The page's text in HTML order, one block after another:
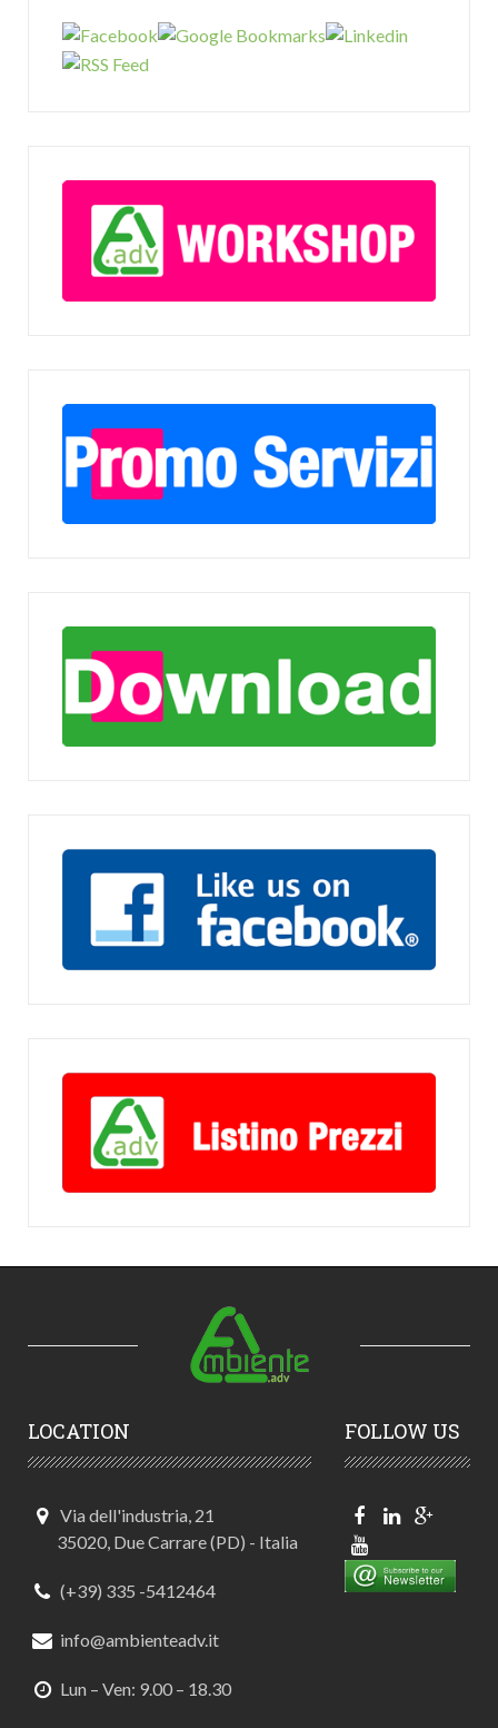
LOCATION
Via dell'industria, 21
35020, Due Carrare (PD) - Italia
(+39) 335 -5412464
info@ambienteadv.it
Lun – Ven: 9.00 – 18.30
FOLLOW US